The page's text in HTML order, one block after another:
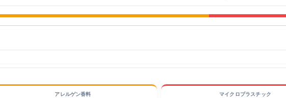
アレルゲン香料
マイクロプラスチック